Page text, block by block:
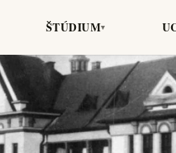
ŠTÚDIUM▾